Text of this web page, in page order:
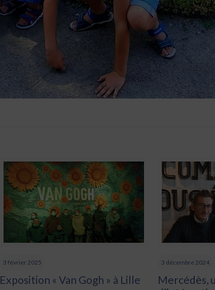
3 février 2025
Exposition « Van Gogh » à Lille
3 décembre 2024
Mercédès,